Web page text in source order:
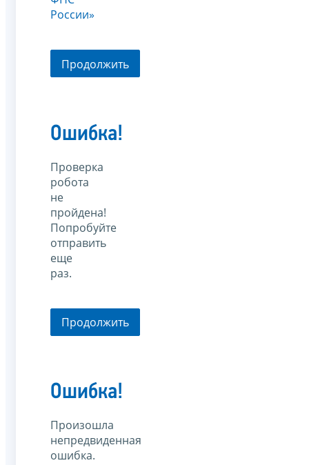
России»
Продолжить
Ошибка!
Проверка
робота
не
пройдена!
Попробуйте
отправить
еще
раз.
Продолжить
Ошибка!
Произошла
непредвиденная
ошибка.